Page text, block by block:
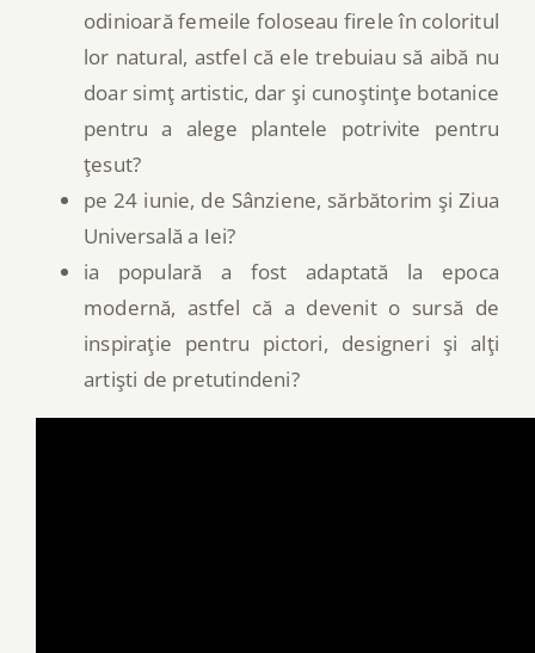
odinioară femeile foloseau firele în coloritul
lor natural, astfel că ele trebuiau să aibă nu
doar simţ artistic, dar şi cunoştinţe botanice
pentru a alege plantele potrivite pentru
ţesut?
pe 24 iunie, de Sânziene, sărbătorim şi Ziua
Universală a Iei?
ia populară a fost adaptată la epoca
modernă, astfel că a devenit o sursă de
inspiraţie pentru pictori, designeri şi alţi
artişti de pretutindeni?